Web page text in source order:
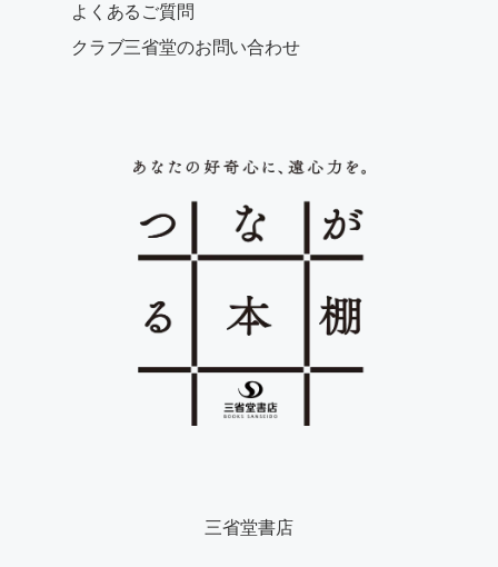
よくあるご質問
クラブ三省堂のお問い合わせ
三省堂書店